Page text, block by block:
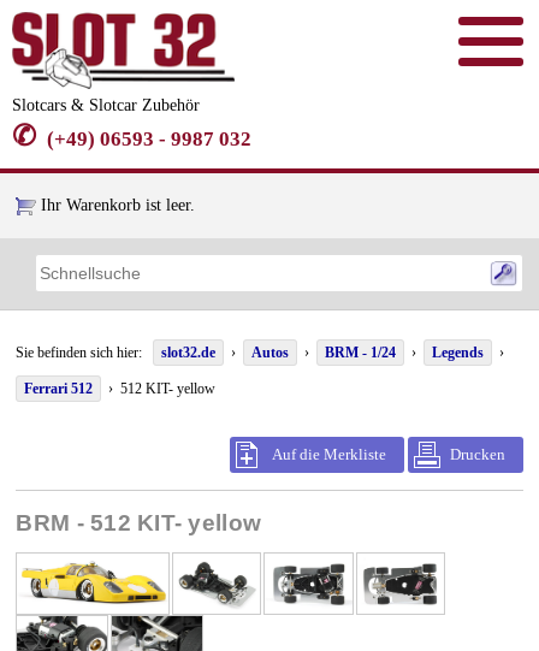
Slotcars & Slotcar Zubehör
✆ (+49) 06593 - 9987 032
Ihr Warenkorb ist leer.
Sie befinden sich hier: slot32.de › Autos › BRM - 1/24 › Legends ›
Ferrari 512 › 512 KIT- yellow
Auf die Merkliste Drucken
BRM - 512 KIT- yellow